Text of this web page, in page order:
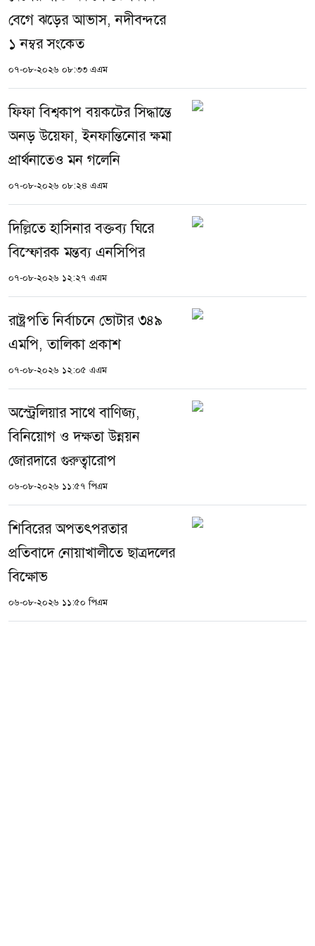
বেগে ঝড়ের আভাস, নদীবন্দরে
১ নম্বর সংকেত
০৭-০৮-২০২৬ ০৮:৩৩ এএম
ফিফা বিশ্বকাপ বয়কটের সিদ্ধান্তে
অনড় উয়েফা, ইনফান্তিনোর ক্ষমা
প্রার্থনাতেও মন গলেনি
০৭-০৮-২০২৬ ০৮:২৪ এএম
দিল্লিতে হাসিনার বক্তব্য ঘিরে
বিস্ফোরক মন্তব্য এনসিপির
০৭-০৮-২০২৬ ১২:২৭ এএম
রাষ্ট্রপতি নির্বাচনে ভোটার ৩৪৯
এমপি, তালিকা প্রকাশ
০৭-০৮-২০২৬ ১২:০৫ এএম
অস্ট্রেলিয়ার সাথে বাণিজ্য,
বিনিয়োগ ও দক্ষতা উন্নয়ন
জোরদারে গুরুত্বারোপ
০৬-০৮-২০২৬ ১১:৫৭ পিএম
শিবিরের অপতৎপরতার
প্রতিবাদে নোয়াখালীতে ছাত্রদলের
বিক্ষোভ
০৬-০৮-২০২৬ ১১:৫০ পিএম